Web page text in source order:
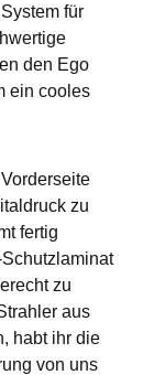
für
den Ego
ein cooles
zu
fertig
zu
aus
habt ihr die
von uns